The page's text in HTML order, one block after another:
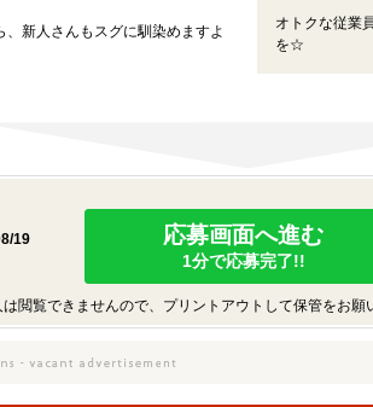
新人さんもスグに馴染めますよ
オトクな従業
を☆
19
応募画面へ進む
1分で応募完了!!
閲覧できませんので、プリントアウトして保管をお願